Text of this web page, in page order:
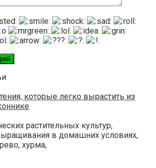
которые легко вырастить из
растительных культур,
в домашних условиях,
хурма,